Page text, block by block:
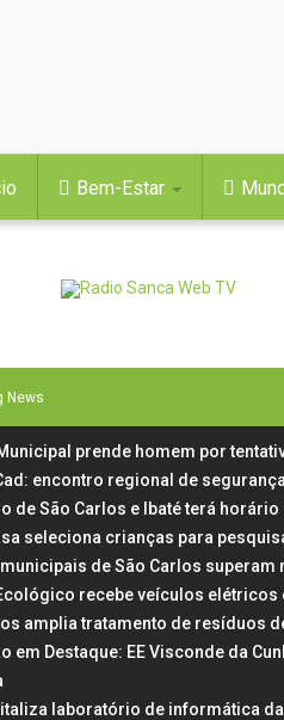
Bem-Estar
News
prende homem por
encontro regional de
de São Carlos e Ibaté terá
seleciona crianças para
de São Carlos superam
recebe veículos
amplia tratamento de resíduos
em Destaque: EE Visconde da
laboratório de informática